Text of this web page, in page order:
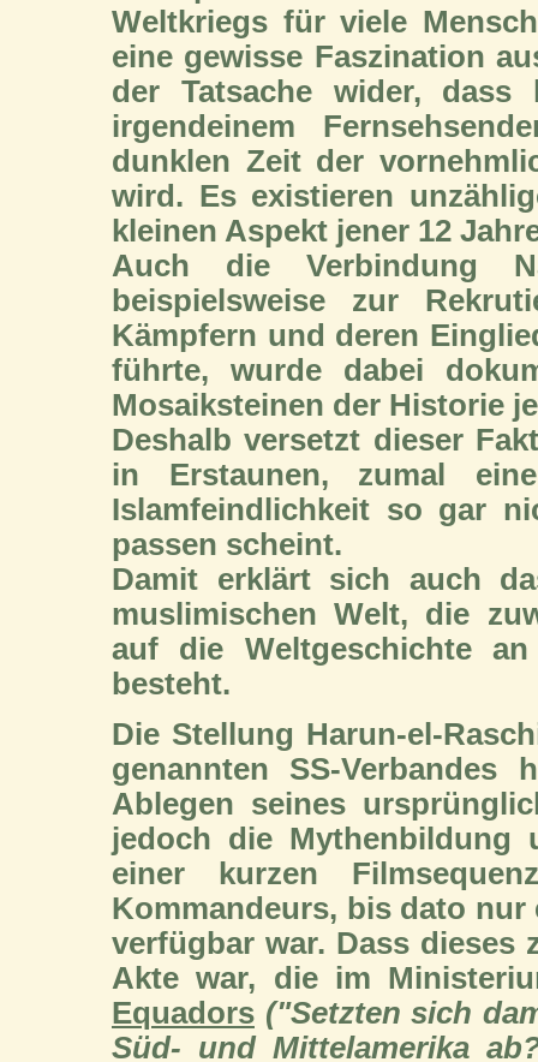
Weltkriegs für viele
eine gewisse Faszination
der Tatsache wider,
irgendeinem
dunklen Zeit der
wird. Es existieren
kleinen Aspekt jener 12
Auch die Verbindung
beispielsweise zur
Kämpfern und deren
führte, wurde dabei
Mosaiksteinen der Historie
Deshalb versetzt dieser
in Erstaunen, zumal
Islamfeindlichkeit so gar
passen scheint.
Damit erklärt sich auch
muslimischen Welt, die
auf die Weltgeschichte
besteht.
Die Stellung Harun-el-
genannten SS-
Ablegen seines
jedoch die Mythenbildung
einer kurzen
Kommandeurs, bis dato
verfügbar war. Dass dieses
Akte war, die im
Equadors ("Setzten sich
Süd- und Mittelamerika